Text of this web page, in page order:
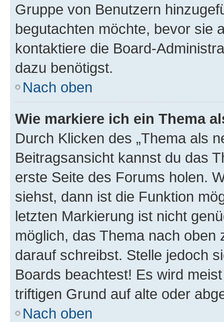
Gruppe von Benutzern
begutachten möchte, bevor sie
kontaktiere die Board-
dazu benötigst.
Nach oben
Wie markiere ich ein Thema
Durch Klicken des „Thema als
Beitragsansicht kannst du das
erste Seite des Forums holen.
siehst, dann ist die Funktion
letzten Markierung ist nicht
möglich, das Thema nach oben
darauf schreibst. Stelle jedoch
Boards beachtest! Es wird
triftigen Grund auf alte oder
Nach oben